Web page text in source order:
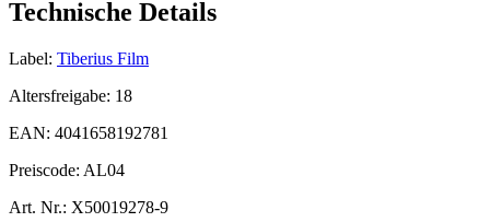
Technische Details
Label: Tiberius Film
Altersfreigabe: 18
EAN: 4041658192781
Preiscode: AL04
Art. Nr.: X50019278-9